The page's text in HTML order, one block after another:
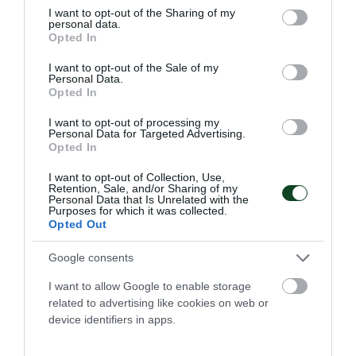
not limited to your visit or usage behaviour. You may click to
grant or deny consent to Google and its third-party tags to
use your data for below specified purposes in below Google
consent section.
I want to opt-out of the Sharing of my
personal data.
Opted In
I want to opt-out of the Sale of my
Personal Data.
Opted In
I want to opt-out of processing my
Personal Data for Targeted Advertising.
Opted In
I want to opt-out of Collection, Use,
Retention, Sale, and/or Sharing of my
Personal Data that Is Unrelated with the
Purposes for which it was collected.
Opted Out
Google consents
I want to allow Google to enable storage
related to advertising like cookies on web or
device identifiers in apps.
03.05.2025 ΤΕΝΙΣ ΜΕ ΑΜΑΞΙΔΙΟ
Σταθερή πράσινη παρουσία στο
τένις με αμαξίδιο
Για μια ακόμα χρονιά ο Παναθηναϊκός συμμετέχει στο
Πανελλήνιο Πρωτάθλημα που διεξάγεται στη Χερσόνησο